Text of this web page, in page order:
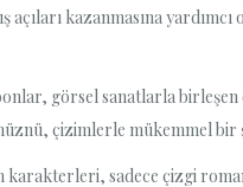
açıları kazanmasına
görsel sanatlarla birleşen
çizimlerle mükemmel bir
sadece çizgi